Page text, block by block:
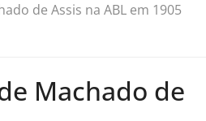
de Assis na ABL em 1905
Machado de